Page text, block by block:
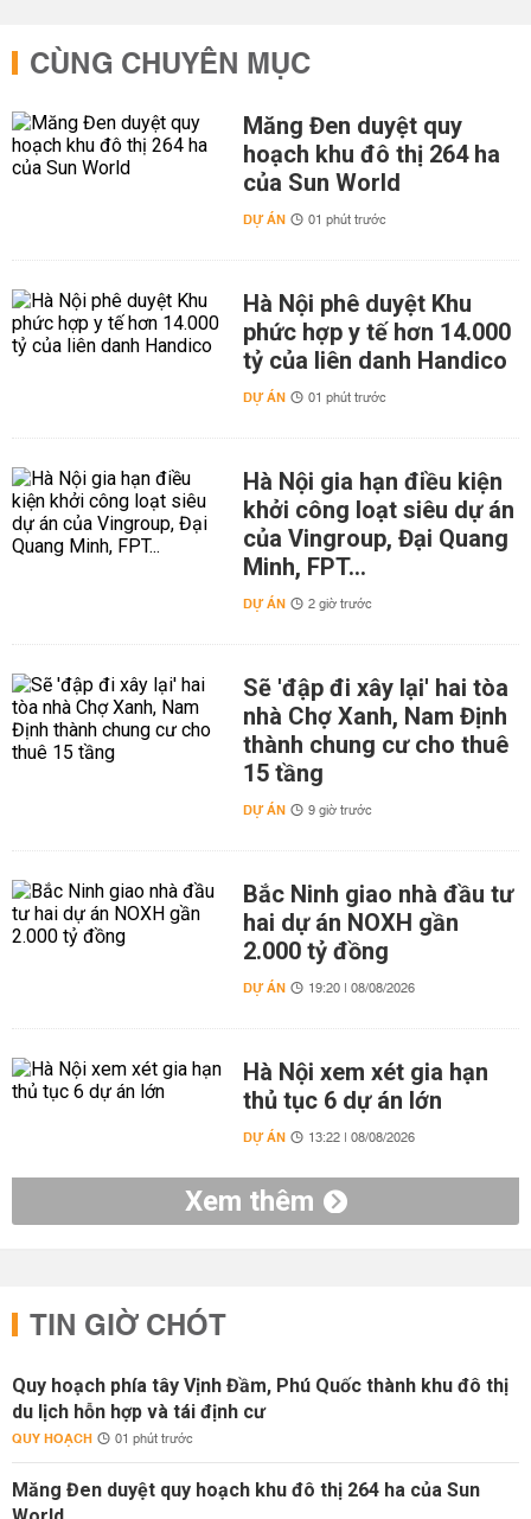
CÙNG CHUYÊN MỤC
Măng Đen duyệt quy
hoạch khu đô thị 264 ha
của Sun World
DỰ ÁN 01 phút trước
Hà Nội phê duyệt Khu
phức hợp y tế hơn 14.000
tỷ của liên danh Handico
DỰ ÁN 01 phút trước
Hà Nội gia hạn điều kiện
khởi công loạt siêu dự án
của Vingroup, Đại Quang
Minh, FPT...
DỰ ÁN 2 giờ trước
Sẽ 'đập đi xây lại' hai tòa
nhà Chợ Xanh, Nam Định
thành chung cư cho thuê
15 tầng
DỰ ÁN 9 giờ trước
Bắc Ninh giao nhà đầu tư
hai dự án NOXH gần
2.000 tỷ đồng
DỰ ÁN 19:20 | 08/08/2026
Hà Nội xem xét gia hạn
thủ tục 6 dự án lớn
DỰ ÁN 13:22 | 08/08/2026
Xem thêm
TIN GIỜ CHÓT
Quy hoạch phía tây Vịnh Đầm, Phú Quốc thành khu đô thị
du lịch hỗn hợp và tái định cư
QUY HOẠCH 01 phút trước
Măng Đen duyệt quy hoạch khu đô thị 264 ha của Sun